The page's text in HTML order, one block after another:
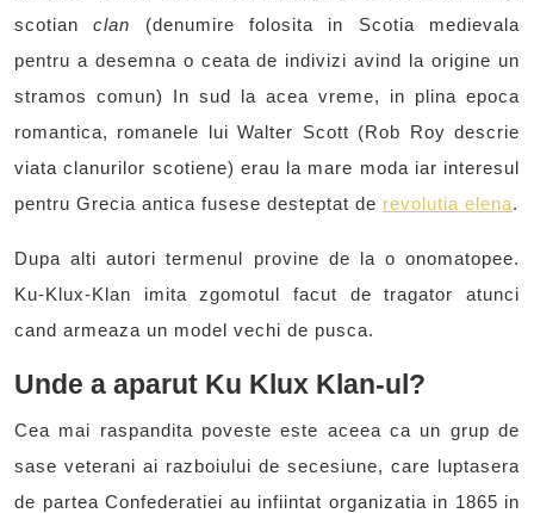
scotianclan (denumire folosita in Scotia medievala
pentru a desemna o ceata de indivizi avind la origine un
stramos comun) In sud la acea vreme, in plina epoca
romantica, romanele lui Walter Scott (Rob Roy descrie
viata clanurilor scotiene) erau la mare moda iar interesul
pentru Grecia antica fusese desteptat de revolutia elena.
Dupa alti autori termenul provine de la o onomatopee.
Ku-Klux-Klan imita zgomotul facut de tragator atunci
cand armeaza un model vechi de pusca.
Unde a aparut Ku Klux Klan-ul?
Cea mai raspandita poveste este aceea ca un grup de
sase veterani ai razboiului de secesiune, care luptasera
de partea Confederatiei au infiintat organizatia in 1865 in